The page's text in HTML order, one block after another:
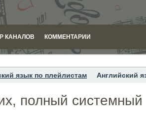
КАНАЛОВ КОММЕНТАРИИ
язык по плейлистам Английский
полный системный